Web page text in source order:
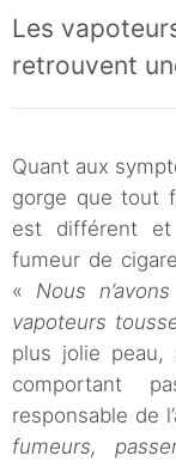
Les
retrouvent
Quant aux
gorge que tout
est différent
fumeur de
« Nous
vapoteurs
plus jolie
comportant
responsable de
fumeurs,